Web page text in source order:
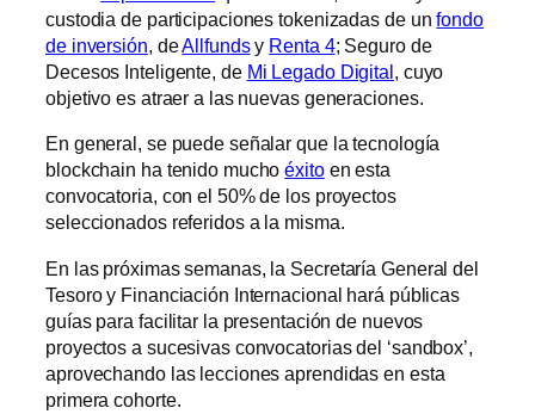
custodia de participaciones tokenizadas de unfondo
de inversión, deAllfundsy Renta 4; Seguro de
Decesos Inteligente, de Mi Legado Digital, cuyo
objetivo es atraer a las nuevas generaciones.
En general, se puede señalar que la tecnología
blockchain ha tenido muchoéxitoen esta
convocatoria, con el 50% de los proyectos
seleccionados referidos a la misma.
En las próximas semanas, la Secretaría General del
Tesoro y Financiación Internacional hará públicas
guías para facilitar la presentación de nuevos
proyectos a sucesivas convocatorias del ‘sandbox’,
aprovechando las lecciones aprendidas en esta
primera cohorte.